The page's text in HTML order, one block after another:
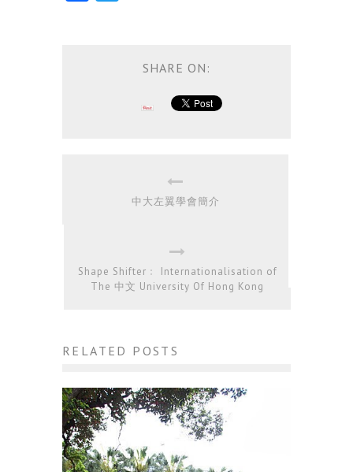
SHARE ON:
中大左翼學會簡介
Shape Shifter﹕ Internationalisation of
The 中文 University Of Hong Kong
RELATED POSTS